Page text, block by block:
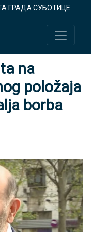
ГРАДА СУБОТИЦЕ
na
položaja
borba